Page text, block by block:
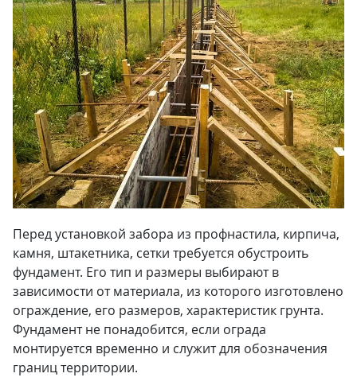
Перед установкой забора из профнастила, кирпича,
камня, штакетника, сетки требуется обустроить
фундамент. Его тип и размеры выбирают в
зависимости от материала, из которого изготовлено
ограждение, его размеров, характеристик грунта.
Фундамент не понадобится, если ограда
монтируется временно и служит для обозначения
границ территории.